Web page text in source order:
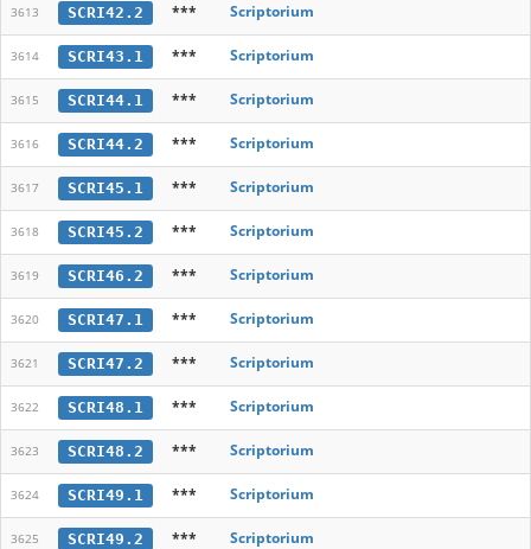
3613 SCRI42.2 *** Scriptorium
3614 SCRI43.1 *** Scriptorium
3615 SCRI44.1 *** Scriptorium
3616 SCRI44.2 *** Scriptorium
3617 SCRI45.1 *** Scriptorium
3618 SCRI45.2 *** Scriptorium
3619 SCRI46.2 *** Scriptorium
3620 SCRI47.1 *** Scriptorium
3621 SCRI47.2 *** Scriptorium
3622 SCRI48.1 *** Scriptorium
3623 SCRI48.2 *** Scriptorium
3624 SCRI49.1 *** Scriptorium
3625 SCRI49.2 *** Scriptorium